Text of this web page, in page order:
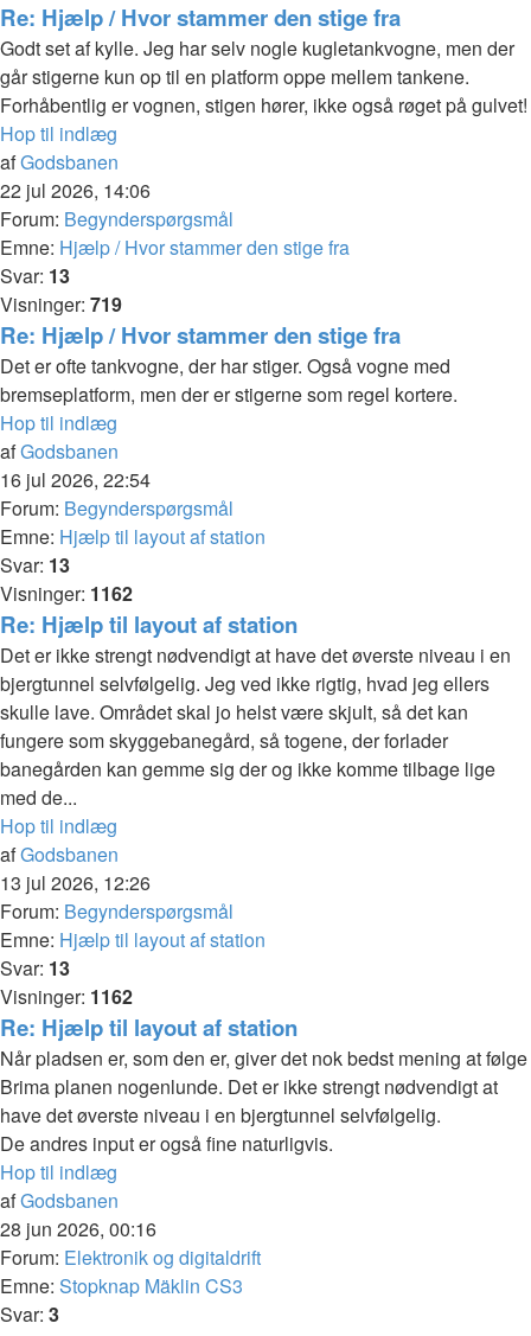
Re: Hjælp / Hvor stammer den stige fra
Godt set af kylle. Jeg har selv nogle kugletankvogne, men der
går stigerne kun op til en platform oppe mellem tankene.
Forhåbentlig er vognen, stigen hører, ikke også røget på gulvet!
Hop til indlæg
afGodsbanen
22 jul 2026, 14:06
Forum: Begynderspørgsmål
Emne: Hjælp / Hvor stammer den stige fra
Svar: 13
Visninger: 719
Re: Hjælp / Hvor stammer den stige fra
Det er ofte tankvogne, der har stiger. Også vogne med
bremseplatform, men der er stigerne som regel kortere.
Hop til indlæg
afGodsbanen
16 jul 2026, 22:54
Forum: Begynderspørgsmål
Emne: Hjælp til layout af station
Svar: 13
Visninger: 1162
Re: Hjælp til layout af station
Det er ikke strengt nødvendigt at have det øverste niveau i en
bjergtunnel selvfølgelig. Jeg ved ikke rigtig, hvad jeg ellers
skulle lave. Området skal jo helst være skjult, så det kan
fungere som skyggebanegård, så togene, der forlader
banegården kan gemme sig der og ikke komme tilbage lige
med de...
Hop til indlæg
afGodsbanen
13 jul 2026, 12:26
Forum: Begynderspørgsmål
Emne: Hjælp til layout af station
Svar: 13
Visninger: 1162
Re: Hjælp til layout af station
Når pladsen er, som den er, giver det nok bedst mening at følge
Brima planen nogenlunde. Det er ikke strengt nødvendigt at
have det øverste niveau i en bjergtunnel selvfølgelig.
De andres input er også fine naturligvis.
Hop til indlæg
afGodsbanen
28 jun 2026, 00:16
Forum: Elektronik og digitaldrift
Emne: Stopknap Mäklin CS3
Svar: 3